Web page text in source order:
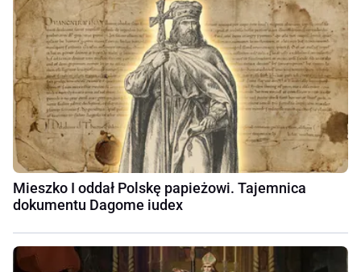
Mieszko I oddał Polskę papieżowi. Tajemnica
dokumentu Dagome iudex